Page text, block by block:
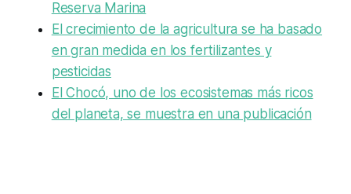
Reserva Marina
El crecimiento de la agricultura se ha basado
en gran medida en los fertilizantes y
pesticidas
El Chocó, uno de los ecosistemas más ricos
del planeta, se muestra en una publicación